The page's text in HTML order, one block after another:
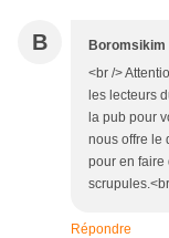
B Boromsikim
<br />
les lecteurs
la pub pour
nous offre le
pour en faire
Répondre